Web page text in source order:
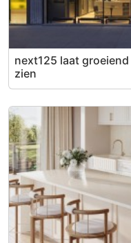
next125 laat
zien